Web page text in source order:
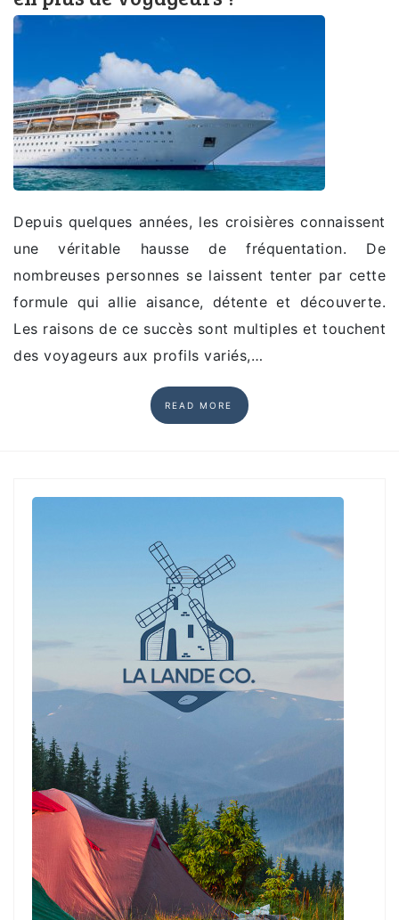
Depuis quelques années, les croisières connaissent
une véritable hausse de fréquentation. De
nombreuses personnes se laissent tenter par cette
formule qui allie aisance, détente et découverte.
Les raisons de ce succès sont multiples et touchent
des voyageurs aux profils variés,…
READ MORE